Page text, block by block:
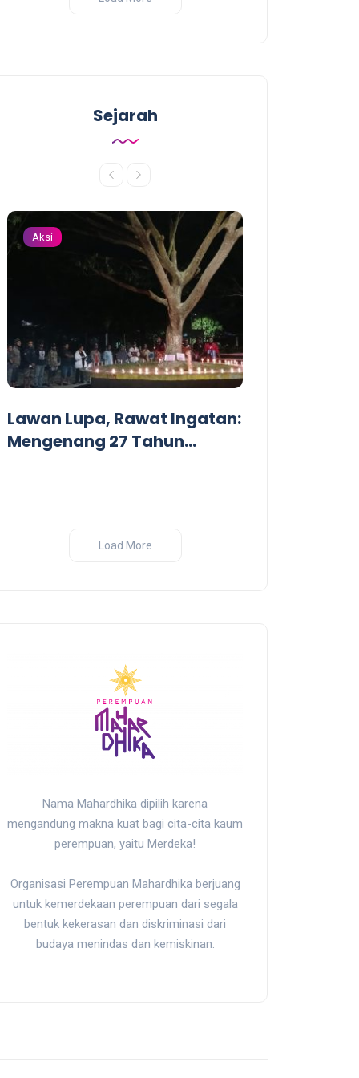
Sejarah
Aksi
Lawan Lupa, Rawat Ingatan:
Mengenang 27 Tahun
Load More
Nama Mahardhika dipilih karena
mengandung makna kuat bagi cita-cita kaum
perempuan, yaitu Merdeka!
Organisasi Perempuan Mahardhika berjuang
untuk kemerdekaan perempuan dari segala
bentuk kekerasan dan diskriminasi dari
budaya menindas dan kemiskinan.